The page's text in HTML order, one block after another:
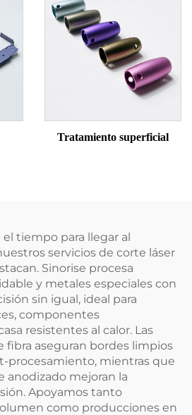
Tratamiento superficial
tiempo para llegar al
servicios de corte láser
Sinorise procesa
y metales especiales con
sin igual, ideal para
componentes
resistentes al calor. Las
fibra aseguran bordes limpios
procesamiento, mientras que
anodizado mejoran la
Apoyamos tanto
como producciones en